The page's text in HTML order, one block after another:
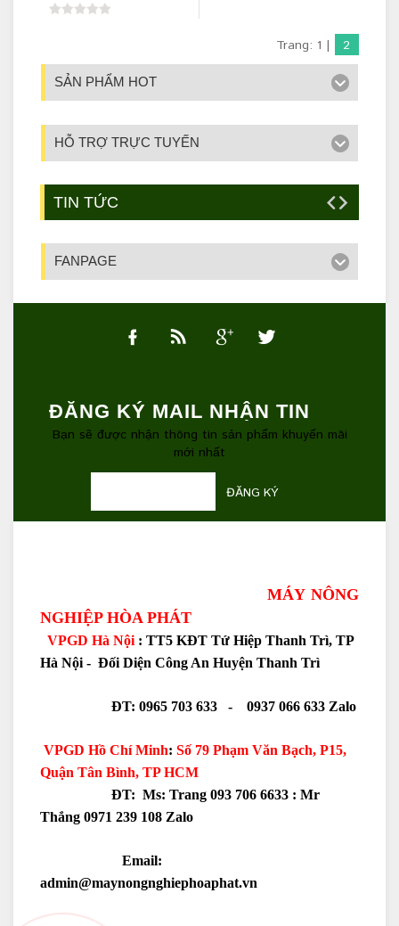
Trang: 1 | 2
SẢN PHẨM HOT
HỖ TRỢ TRỰC TUYẾN
TIN TỨC
FANPAGE
ĐĂNG KÝ MAIL NHẬN TIN
Bạn sẽ được nhận thông tin sản phẩm khuyến mãi
mới nhất
ĐĂNG KÝ
MÁY NÔNG
NGHIỆP HÒA PHÁT
VPGD Hà Nội : TT5 KĐT Tứ Hiệp Thanh Trì, TP
Hà Nội - Đối Diện Công An Huyện Thanh Trì
ĐT: 0965 703 633 - 0937 066 633 Zalo
VPGD Hồ Chí Minh: Số 79 Phạm Văn Bạch, P15,
Quận Tân Bình, TP HCM
ĐT: Ms: Trang 093 706 6633 : Mr
Thắng 0971 239 108 Zalo
Email:
admin@maynongnghiephoaphat.vn